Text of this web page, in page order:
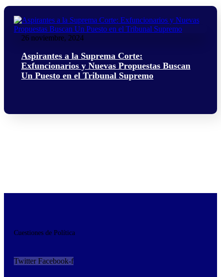
26 noviembre, 2024
Aspirantes a la Suprema Corte:
Exfuncionarios y Nuevas Propuestas Buscan
Un Puesto en el Tribunal Supremo
Cuestiones de Política
Twitter Facebook-f